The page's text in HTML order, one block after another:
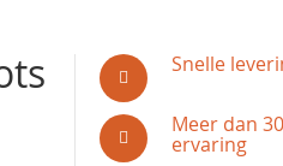
Snelle
Meer dan
ervaring